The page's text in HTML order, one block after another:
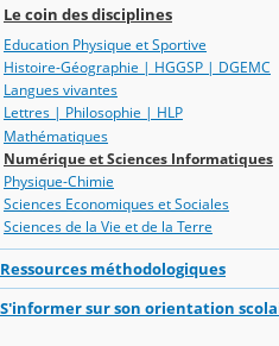
Le coin des disciplines
Education Physique et Sportive
Histoire-Géographie | HGGSP | DGEMC
Langues vivantes
Lettres | Philosophie | HLP
Mathématiques
Numérique et Sciences Informatiques
Physique-Chimie
Sciences Economiques et Sociales
Sciences de la Vie et de la Terre
Ressources méthodologiques
S'informer sur son orientation